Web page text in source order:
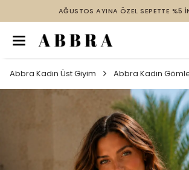
AĞUSTOS AYINA ÖZEL SEPETTE %5
Abbra Kadın Üst Giyim Abbra Kadın